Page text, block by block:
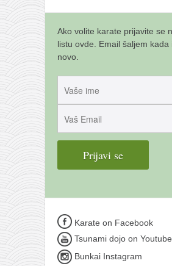
Ako volite karate prijavite se
listu ovde. Email šaljem kada
novo.
Karate on Facebook
Tsunami dojo on Youtube
Bunkai Instagram